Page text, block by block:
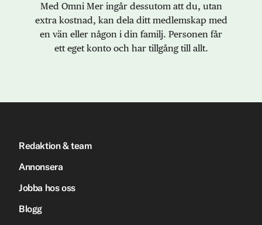
Med Omni Mer ingår dessutom att du, utan
extra kostnad, kan dela ditt medlemskap med
en vän eller någon i din familj. Personen får
ett eget konto och har tillgång till allt.
Redaktion & team
Annonsera
Jobba hos oss
Blogg